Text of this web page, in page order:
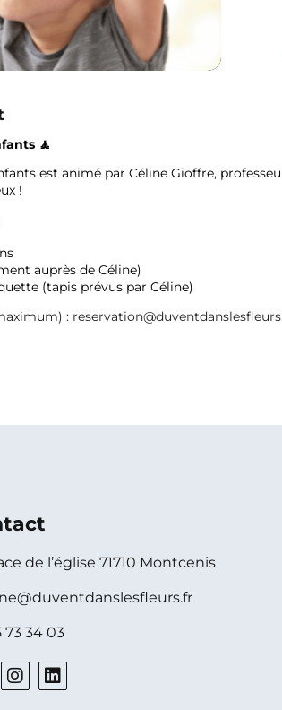
🧘
est animé par Céline Gioffre,
!
auprès de Céline)
(tapis prévus par Céline)
:
de l’église 71710 Montcenis
73 34 03